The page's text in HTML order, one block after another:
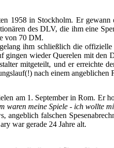
1958 in Stockholm. Er
des DLV, die ihm eine
von 70 DM.
ihm schließlich die
wieder Querelen mit
mitgeteilt, und er
nach einem
am 1. September in Rom.
waren meine Spiele - ich wollte
angeblich falschen
war gerade 24 Jahre alt.